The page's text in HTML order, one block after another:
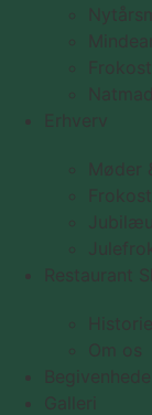
Natmad
Erhverv
Møder
Restaurant
Historie
Om os
Begivenheder
Galleri